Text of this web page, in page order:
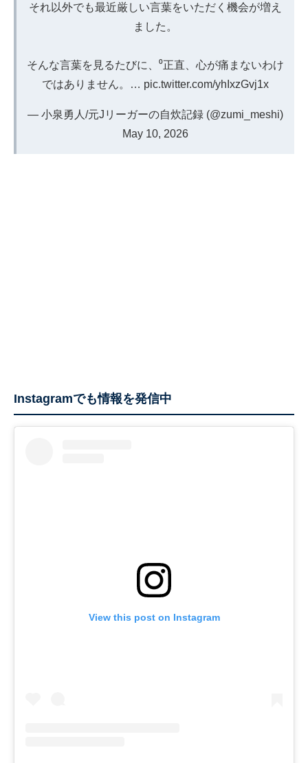
それ以外でも最近厳しい言葉をいただく機会が増え
ました。
そんな言葉を見るたびに、⁰正直、心が痛まないわけ
ではありません。… pic.twitter.com/yhIxzGvj1x
— 小泉勇人/元Jリーガーの自炊記録 (@zumi_meshi)
May 10, 2026
Instagramでも情報を発信中
View this post on Instagram